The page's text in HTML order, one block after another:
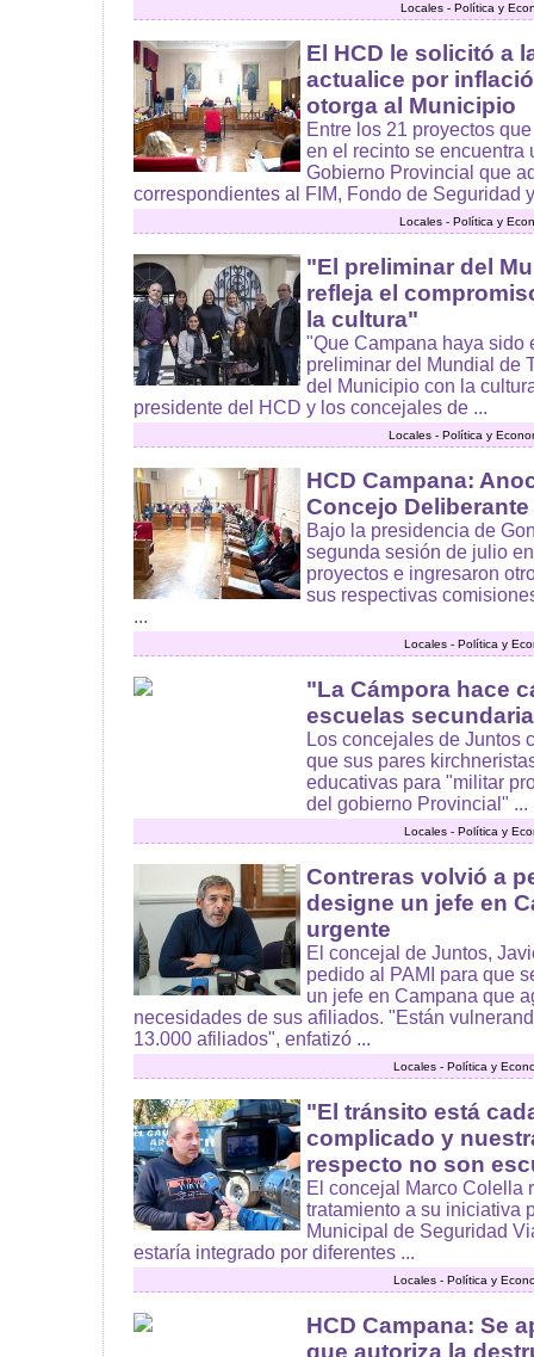
Locales - Política y
El HCD le solicitó a
actualice por
otorga al Municipio
Entre los 21 proyectos
en el recinto se encuentra
Gobierno Provincial que
correspondientes al FIM, Fondo de Seguridad
Locales - Política y
"El preliminar del
refleja el
la cultura"
"Que Campana haya sido
preliminar del Mundial de
del Municipio con la
presidente del HCD y los concejales de ...
Locales - Política y
HCD Campana:
Concejo Deliberante
Bajo la presidencia de
segunda sesión de julio
proyectos e ingresaron
sus respectivas
...
Locales - Política y
"La Cámpora hace
escuelas
Los concejales de Juntos
que sus pares
educativas para "militar
del gobierno Provincial" ...
Locales - Política y
Contreras volvió a
designe un jefe en
urgente
El concejal de Juntos,
pedido al PAMI para que
un jefe en Campana que
necesidades de sus afiliados. "Están
13.000 afiliados", enfatizó ...
Locales - Política y
"El tránsito está
complicado y
respecto no son
El concejal Marco Colella
tratamiento a su iniciativa
Municipal de Seguridad
estaría integrado por diferentes ...
Locales - Política y
HCD Campana: Se
que autoriza la